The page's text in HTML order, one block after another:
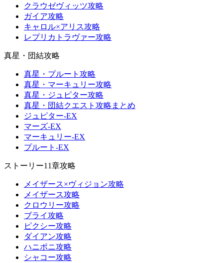
クラウゼヴィッツ攻略
ガイア攻略
キャロル×アリス攻略
レプリカトラヴァー攻略
真星・団結攻略
真星・プルート攻略
真星・マーキュリー攻略
真星・ジュピター攻略
真星・団結クエスト攻略まとめ
ジュピター-EX
マーズ-EX
マーキュリー-EX
プルート-EX
ストーリー11章攻略
メイザース×ヴィジョン攻略
メイザース攻略
クロウリー攻略
ブライ攻略
ピクシー攻略
ダイアン攻略
ハニポニ攻略
シャコー攻略